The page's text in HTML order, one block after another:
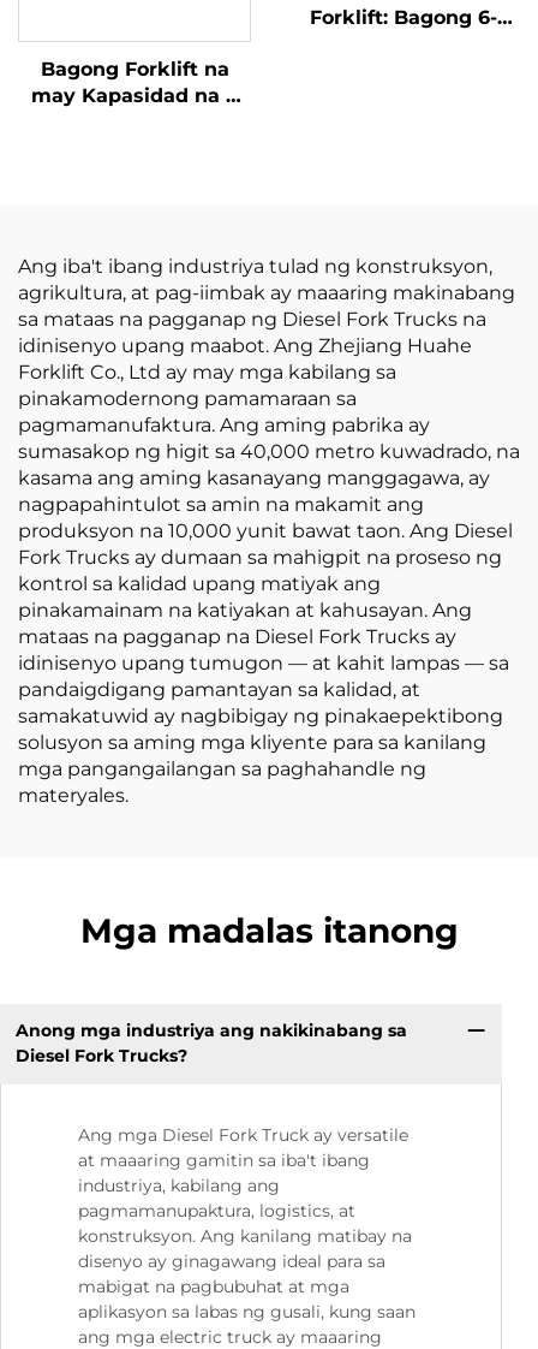
Bagong Forklift na
may Kapasidad na 4
na motor ng ISUZU
Forklift: Bagong 6-
Ang iba't ibang industriya tulad ng konstruksyon,
agrikultura, at pag-iimbak ay maaaring makinabang
sa mataas na pagganap ng Diesel Fork Trucks na
idinisenyo upang maabot. Ang Zhejiang Huahe
Forklift Co., Ltd ay may mga kabilang sa
pinakamodernong pamamaraan sa
pagmamanufaktura. Ang aming pabrika ay
sumasakop ng higit sa 40,000 metro kuwadrado, na
kasama ang aming kasanayang manggagawa, ay
nagpapahintulot sa amin na makamit ang
produksyon na 10,000 yunit bawat taon. Ang Diesel
Fork Trucks ay dumaan sa mahigpit na proseso ng
kontrol sa kalidad upang matiyak ang
pinakamainam na katiyakan at kahusayan. Ang
mataas na pagganap na Diesel Fork Trucks ay
idinisenyo upang tumugon — at kahit lampas — sa
pandaigdigang pamantayan sa kalidad, at
samakatuwid ay nagbibigay ng pinakaepektibong
solusyon sa aming mga kliyente para sa kanilang
mga pangangailangan sa paghahandle ng
materyales.
Mga madalas itanong
Anong mga industriya ang nakikinabang sa
Diesel Fork Trucks?
Ang mga Diesel Fork Truck ay versatile
at maaaring gamitin sa iba't ibang
industriya, kabilang ang
pagmamanupaktura, logistics, at
konstruksyon. Ang kanilang matibay na
disenyo ay ginagawang ideal para sa
mabigat na pagbubuhat at mga
aplikasyon sa labas ng gusali, kung saan
ang mga electric truck ay maaaring